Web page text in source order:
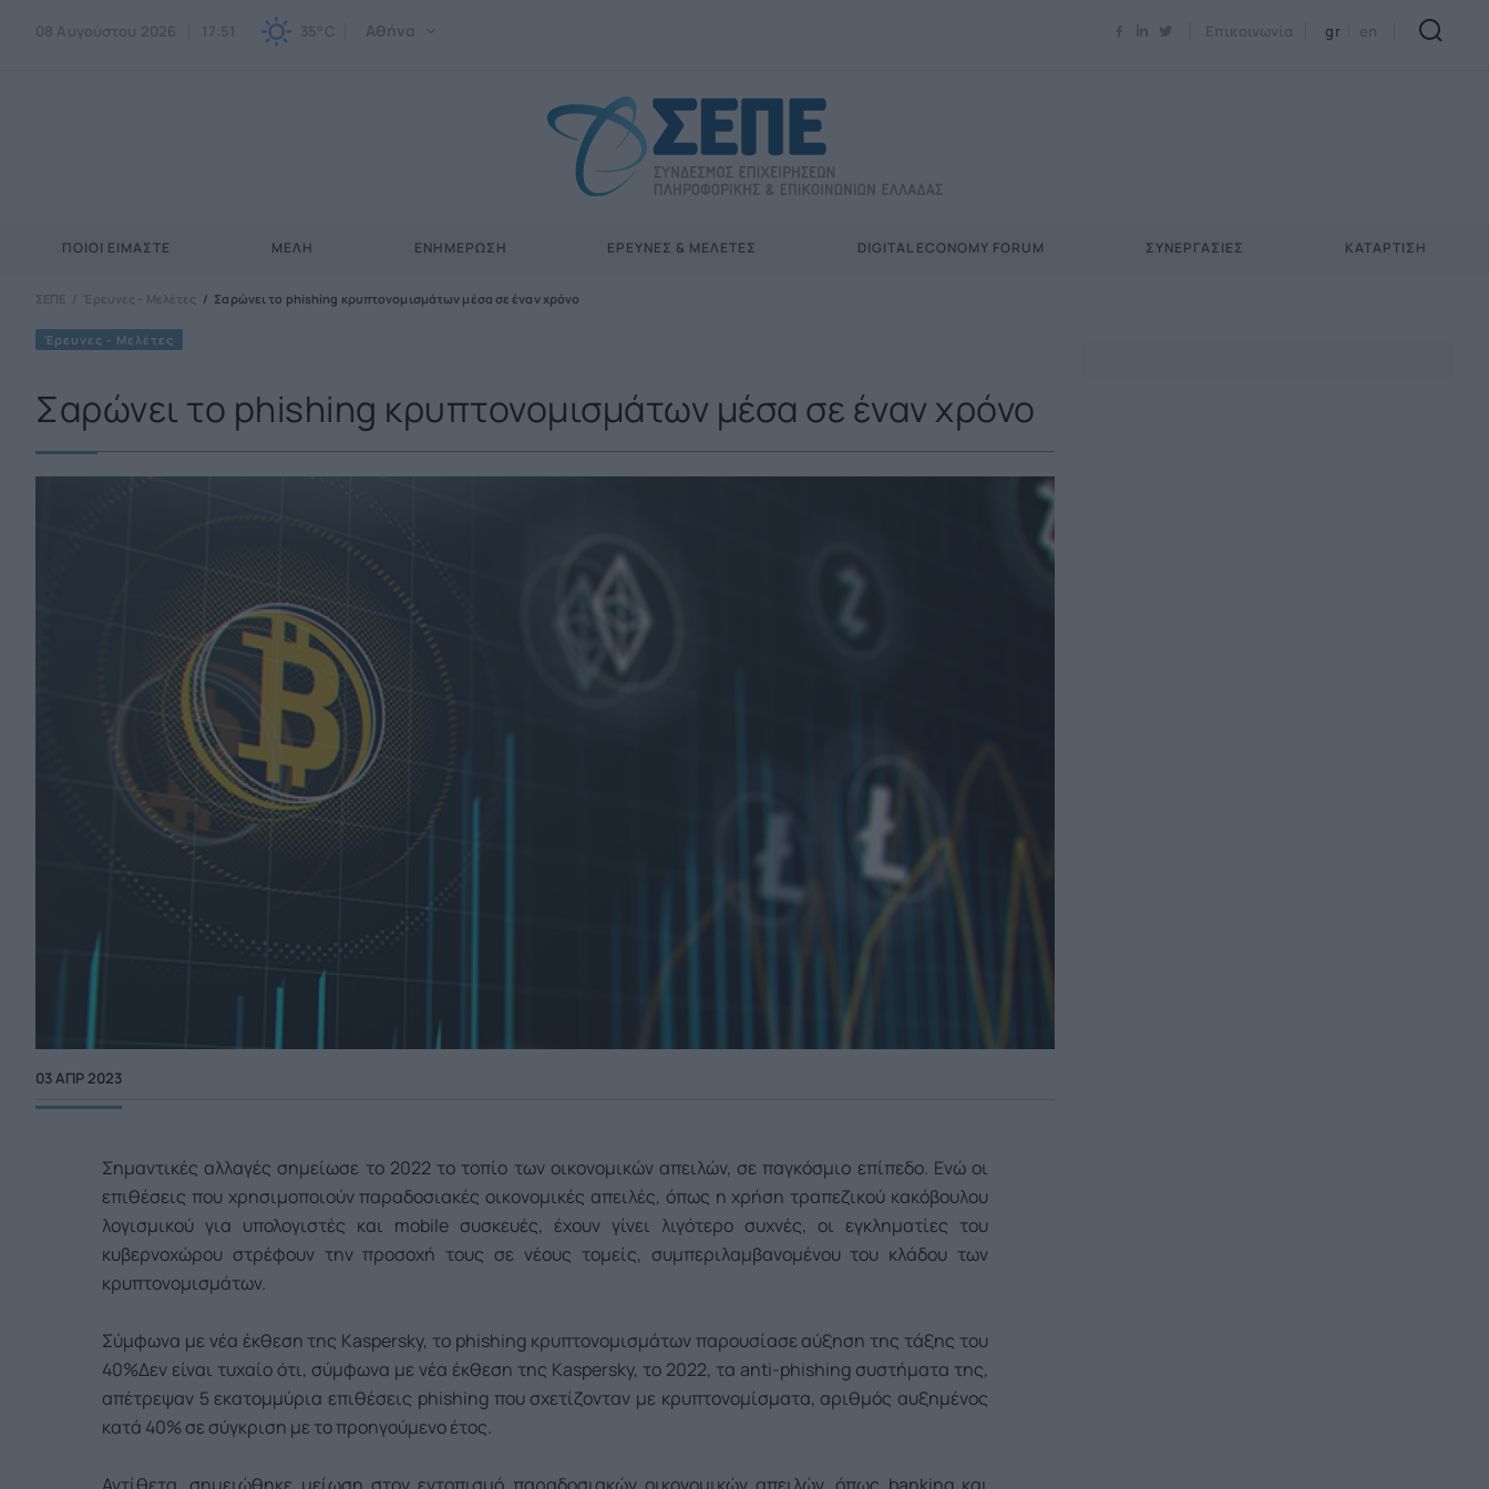
08 Αυγούστου 2026 17:51 35°C Αθήνα Επικοινωνία gr en
ΠΟΙΟΙ ΕΊΜΑΣΤΕ ΜΈΛΗ ΕΝΗΜΕΡΩΣΗ ΈΡΕΥΝΕΣ & ΜΕΛΈΤΕΣ DIGITAL ECONOMY FORUM ΣΥΝΕΡΓΑΣΊΕΣ ΚΑΤΆΡΤΙΣΗ
ΣΕΠΕ Έρευνες - Μελέτες Σαρώνει το phishing κρυπτονομισμάτων μέσα σε έναν χρόνο
Έρευνες - Μελέτες
Σαρώνει το phishing κρυπτονομισμάτων μέσα σε έναν χρόνο
03 ΑΠΡ 2023
Σημαντικές αλλαγές σημείωσε το 2022 το τοπίο των οικονομικών απειλών, σε παγκόσμιο επίπεδο. Ενώ οι
επιθέσεις που χρησιμοποιούν παραδοσιακές οικονομικές απειλές, όπως η χρήση τραπεζικού κακόβουλου
λογισμικού για υπολογιστές και mobile συσκευές, έχουν γίνει λιγότερο συχνές, οι εγκληματίες του
κυβερνοχώρου στρέφουν την προσοχή τους σε νέους τομείς, συμπεριλαμβανομένου του κλάδου των
κρυπτονομισμάτων.
Σύμφωνα με νέα έκθεση της Kaspersky, το phishing κρυπτονομισμάτων παρουσίασε αύξηση της τάξης του
40%Δεν είναι τυχαίο ότι, σύμφωνα με νέα έκθεση της Kaspersky, το 2022, τα anti-phishing συστήματα της,
απέτρεψαν 5 εκατομμύρια επιθέσεις phishing που σχετίζονταν με κρυπτονομίσματα, αριθμός αυξημένος
κατά 40% σε σύγκριση με το προηγούμενο έτος.
Newsletter Email*